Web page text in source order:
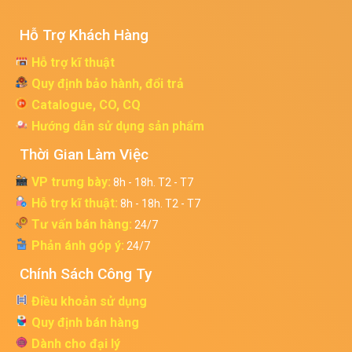
Hỗ Trợ Khách Hàng
Hỗ trợ kĩ thuật
Quy định bảo hành, đổi trả
Catalogue, CO, CQ
Hướng dẫn sử dụng sản phẩm
Thời Gian Làm Việc
VP trưng bày: 8h - 18h. T2 - T7
Hỗ trợ kĩ thuật: 8h - 18h. T2 - T7
Tư vấn bán hàng: 24/7
Phản ánh góp ý: 24/7
Chính Sách Công Ty
Điều khoản sử dụng
Quy định bán hàng
Dành cho đại lý